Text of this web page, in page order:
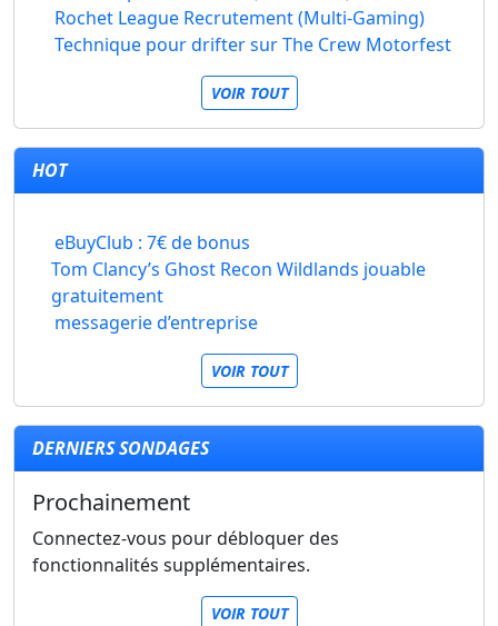
Rochet League Recrutement (Multi-Gaming)
Technique pour drifter sur The Crew Motorfest
VOIR TOUT
HOT
eBuyClub : 7€ de bonus
Tom Clancy’s Ghost Recon Wildlands jouable
gratuitement
messagerie d’entreprise
VOIR TOUT
DERNIERS SONDAGES
Prochainement
Connectez-vous pour débloquer des
fonctionnalités supplémentaires.
VOIR TOUT